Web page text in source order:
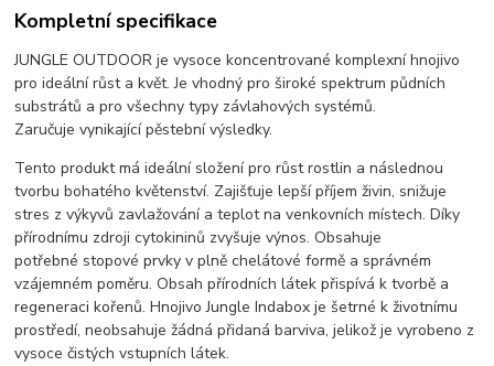
Kompletní specifikace
JUNGLE OUTDOOR je vysoce koncentrované komplexní hnojivo
pro ideální růst a květ. Je vhodný pro široké spektrum půdních
substrátů a pro všechny typy závlahových systémů.
Zaručuje vynikající pěstební výsledky.
Tento produkt má ideální složení pro růst rostlin a následnou
tvorbu bohatého květenství. Zajišťuje lepší příjem živin, snižuje
stres z výkyvů zavlažování a teplot na venkovních místech. Díky
přírodnímu zdroji cytokininů zvyšuje výnos. Obsahuje
potřebné stopové prvky v plně chelátové formě a správném
vzájemném poměru. Obsah přírodních látek přispívá k tvorbě a
regeneraci kořenů. Hnojivo Jungle Indabox je šetrné k životnímu
prostředí, neobsahuje žádná přidaná barviva, jelikož je vyrobeno z
vysoce čistých vstupních látek.